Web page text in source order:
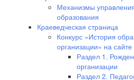
Механизмы
образования
Краеведческая страница
Конкурс «История
организации» на сайте
Раздел 1.
организации
Раздел 2.